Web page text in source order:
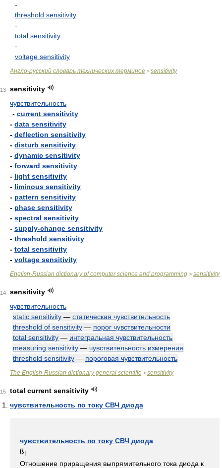
-
threshold sensitivity
-
total sensitivity
-
voltage sensitivity
Англо-русский словарь технических терминов > sensitivity
13
sensitivity
чувствительность
- current sensitivity
- data sensitivity
- deflection sensitivity
- disturb sensitivity
- dynamic sensitivity
- forward sensitivity
- light sensitivity
- liminous sensitivity
- pattern sensitivity
- phase sensitivity
- spectral sensitivity
- supply-change sensitivity
- threshold sensitivity
- total sensitivity
- voltage sensitivity
English-Russian dictionary of computer science and programming > sensitivity
14
sensitivity
чувствительность
static sensitivity — статическая чувствительность
threshold of sensitivity — порог чувствительности
total sensitivity — интегральная чувствительность
measuring sensitivity — чувствительность измерения
threshold sensitivity — пороговая чувствительность
The English-Russian dictionary general scientific > sensitivity
15
total current sensitivity
чувствительность по току СВЧ диода
чувствительность по току СВЧ диода
ßI
Отношение приращения выпрямительного тока диода к